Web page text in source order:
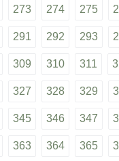
273 274 275
291 292 293
309 310 311
327 328 329
345 346 347
363 364 365